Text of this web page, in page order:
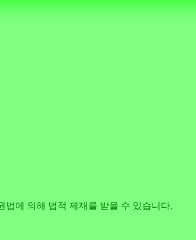
법에 의해 법적 제재를 받을 수 있습니다.